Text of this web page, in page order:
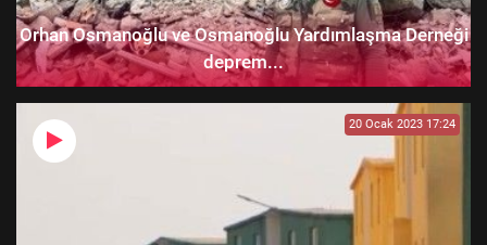
Orhan Osmanoğlu ve Osmanoğlu Yardımlaşma Derneği
deprem...
20 Ocak 2023 17:24